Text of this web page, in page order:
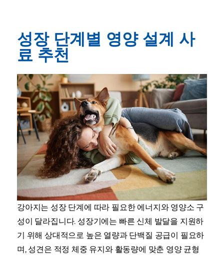
성장 단계별 영양 설계 사
료 추천
강아지는 성장 단계에 따라 필요한 에너지와 영양소 구
성이 달라집니다. 성장기에는 빠른 신체 발달을 지원하
기 위해 상대적으로 높은 열량과 단백질 공급이 필요하
며, 성견은 적정 체중 유지와 활동량에 맞춘 영양 균형